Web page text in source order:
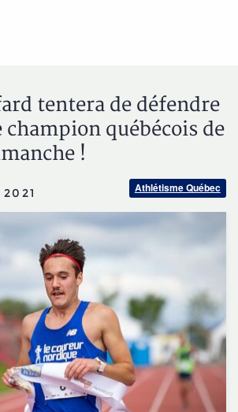
tentera de défendre
québécois de
!
Athlétisme Québec